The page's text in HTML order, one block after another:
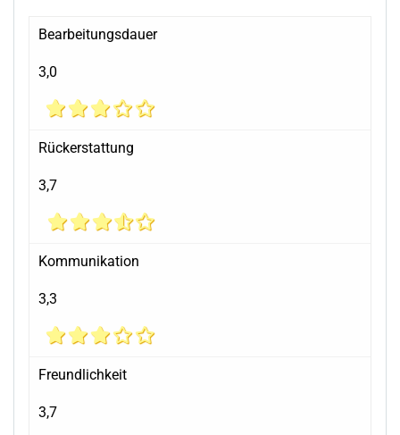
Bearbeitungsdauer
3,0
Rückerstattung
3,7
Kommunikation
3,3
Freundlichkeit
3,7